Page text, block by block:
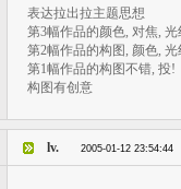
表达拉出拉主题思想
第3幅作品的颜色, 对焦,
第2幅作品的构图, 颜色,
第1幅作品的构图不错, 投!
构图有创意
lv. 2005-01-12 23:54:44